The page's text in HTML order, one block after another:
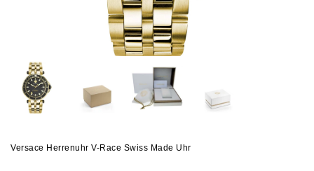
Versace Herrenuhr V-Race Swiss Made Uhr